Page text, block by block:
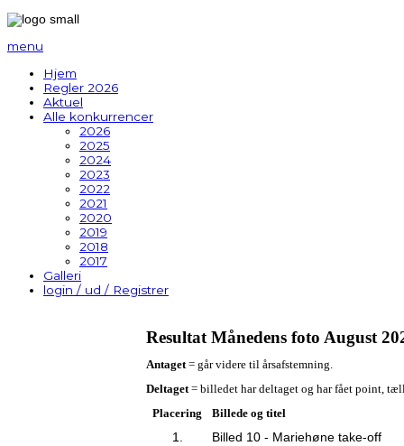
menu
Hjem
Regler 2026
Aktuel
Alle konkurrencer
2026
2025
2024
2023
2022
2021
2020
2019
2018
2017
Galleri
login / ud / Registrer
Resultat Månedens foto August
Antaget= går videre til årsafstemning.
Deltaget= billedet har deltaget og har fået point,
Placering
Billede og titel
1.
Billed 10 - Mariehøne take-off